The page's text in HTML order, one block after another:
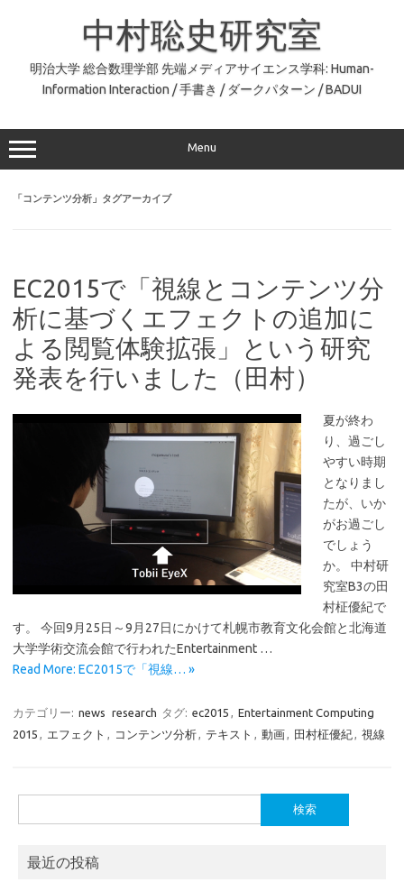
中村聡史研究室
明治大学 総合数理学部 先端メディアサイエンス学科: Human-
Information Interaction / 手書き / ダークパターン / BADUI
Menu
「コンテンツ分析 」タグアーカイブ
EC2015で「視線とコンテンツ分
析に基づくエフェクトの追加に
よる閲覧体験拡張」という研究
発表を行いました（田村）
夏が終わ
り、過ごし
やすい時期
となりまし
たが、いか
がお過ごし
でしょう
か。 中村研
究室B3の田
村柾優紀で
す。 今回9月25日～9月27日にかけて札幌市教育文化会館と北海道
大学学術交流会館で行われたEntertainment …
Read More: EC2015で「視線… »
カテゴリー: news research タグ: ec2015 , Entertainment Computing
2015 , エフェクト , コンテンツ分析, テキスト , 動画, 田村柾優紀, 視線
索:
最近の投稿